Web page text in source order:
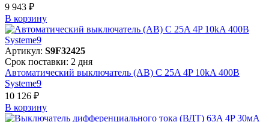
9 943 ₽
В корзинy
Артикул: S9F32425
Срок поставки: 2 дня
Автоматический выключатель (АВ) C 25A 4P 10kA 400В
Systeme9
10 126 ₽
В корзинy